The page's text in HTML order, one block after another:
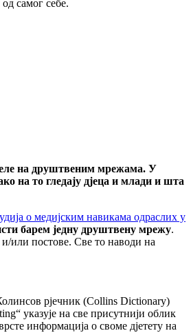
самог себе.
на друштвеним мрежама. У
на то гледају дјеца и млади и шта
о медијским навикама одраслих у
барем једну друштвену мрежу.
или постове. Све то наводи на
рјечник (Collins Dictionary)
указује на све присутнији облик
информација о своме дјетету на